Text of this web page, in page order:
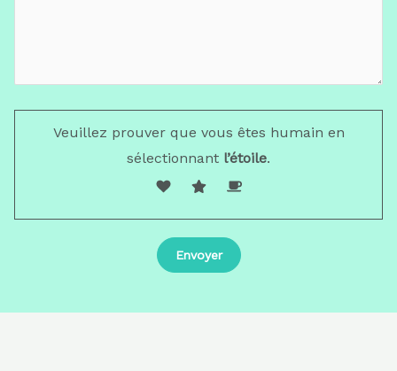
Veuillez prouver que vous êtes humain en
sélectionnant l’étoile.